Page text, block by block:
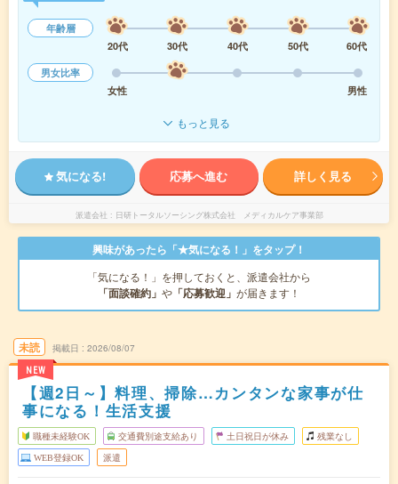
年齢層
20代
30代 40代 50代
60代
男女比率
女性
男性
もっと見る
気になる! 応募へ進む 詳しく見る
派遣会社 日研トータルソーシング株式会社 メディカルケア事業部
興味があったら「★気になる！」をタップ！
「気になる！」を押しておくと、派遣会社から
「面談確約」 や 「応募歓迎」 が届きます！
未読
NEW
掲載日 2026/08/07
【週2日～】料理、掃除…カンタンな家事が仕
事になる！生活支援
職種未経験OK 交通費別途支給あり 土日祝日が休み 残業なし
WEB登録OK 派遣